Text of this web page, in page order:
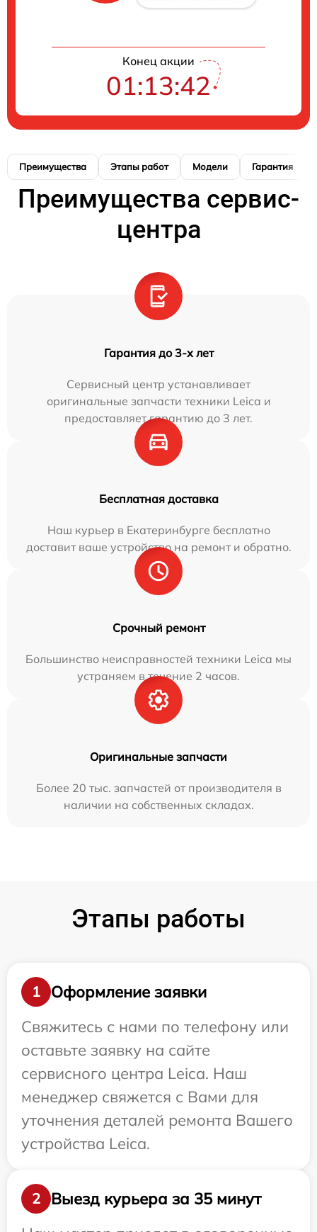
Конец акции
01:13:41
Преимущества Этапы работ Модели Гарантия
Преимущества сервис-
центра
Гарантия до 3-х лет
Сервисный центр устанавливает
оригинальные запчасти техники Leica и
предоставляет гарантию до 3 лет.
Бесплатная доставка
Наш курьер в Екатеринбурге бесплатно
доставит ваше устройство на ремонт и обратно.
Срочный ремонт
Большинство неисправностей техники Leica мы
устраняем в течение 2 часов.
Оригинальные запчасти
Более 20 тыс. запчастей от производителя в
наличии на собственных складах.
Этапы работы
1
Оформление заявки
Свяжитесь с нами по телефону или
оставьте заявку на сайте
сервисного центра Leica. Наш
менеджер свяжется с Вами для
уточнения деталей ремонта Вашего
устройства Leica.
2
Выезд курьера за 35 минут